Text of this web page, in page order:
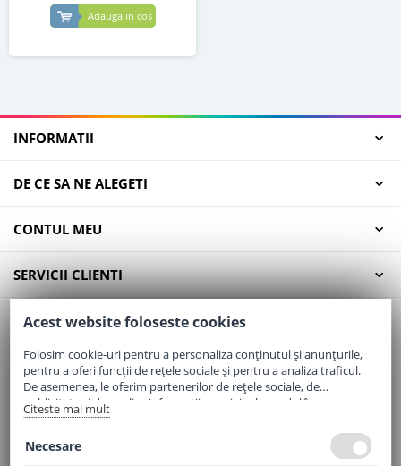
Adauga in cos
INFORMATII
DE CE SA NE ALEGETI
CONTUL MEU
SERVICII CLIENTI
CONTACT
Email:office@elaptepraf.ro
Telefon:0745-964-449
Adresa:Sos. Borsului, Nr. 20, Oradea, Jud. Bihor
Acest website foloseste cookies
Folosim cookie-uri pentru a personaliza conținutul și anunțurile,
pentru a oferi funcții de rețele sociale și pentru a analiza traficul.
De asemenea, le oferim partenerilor de rețele sociale, de
publicitate și de analize informații cu privire la modul în care
folosiți site-ul nostru. Aceștia le pot combina cu alte informații
Citeste mai mult
Necesare